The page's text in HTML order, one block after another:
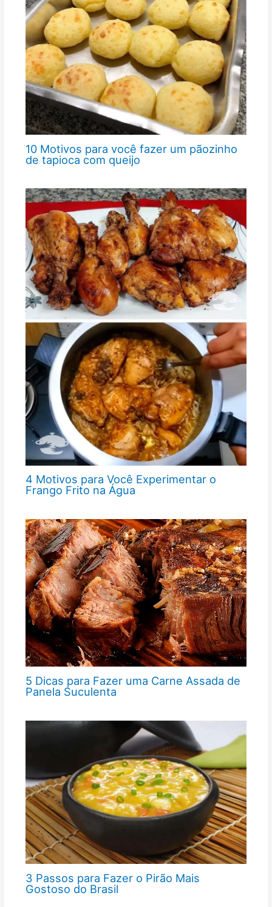
10 Motivos para você fazer um pãozinho
de tapioca com queijo
4 Motivos para Você Experimentar o
Frango Frito na Água
5 Dicas para Fazer uma Carne Assada de
Panela Suculenta
3 Passos para Fazer o Pirão Mais
Gostoso do Brasil